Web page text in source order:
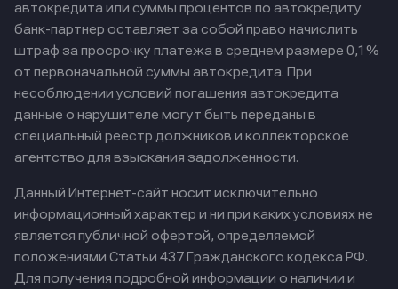
автокредита или суммы процентов по автокредиту
банк-партнер оставляет за собой право начислить
штраф за просрочку платежа в среднем размере 0,1%
от первоначальной суммы автокредита. При
несоблюдении условий погашения автокредита
данные о нарушителе могут быть переданы в
специальный реестр должников и коллекторское
агентство для взыскания задолженности.
Данный Интернет-сайт носит исключительно
информационный характер и ни при каких условиях не
является публичной офертой, определяемой
положениями Статьи 437 Гражданского кодекса РФ.
Для получения подробной информации о наличии и